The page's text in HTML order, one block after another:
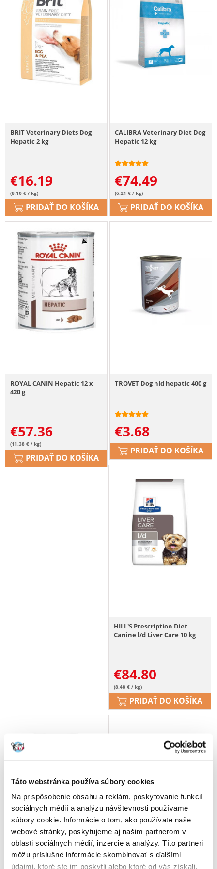
Táto webstránka používa súbory cookies
Na prispôsobenie obsahu a reklám, poskytovanie funkcií
sociálnych médií a analýzu návštevnosti používame
súbory cookie. Informácie o tom, ako používate naše
webové stránky, poskytujeme aj našim partnerom v
oblasti sociálnych médií, inzercie a analýzy. Títo partneri
môžu príslušné informácie skombinovať s ďalšími
údajmi, ktoré ste im poskytli alebo ktoré od vás získali,
BRIT Veterinary Diets Dog
Hepatic 2 kg
€16.19
(8.10 € / kg)
PRIDAŤ DO KOŠÍKA
CALIBRA Veterinary Diet Dog
Hepatic 12 kg
€74.49
(6.21 € / kg)
PRIDAŤ DO KOŠÍKA
ROYAL CANIN Hepatic 12 x
420 g
€57.36
(11.38 € / kg)
PRIDAŤ DO KOŠÍKA
TROVET Dog hld hepatic 400 g
€3.68
PRIDAŤ DO KOŠÍKA
HILL'S Prescription Diet
Canine l/d Liver Care 10 kg
€84.80
(8.48 € / kg)
PRIDAŤ DO KOŠÍKA